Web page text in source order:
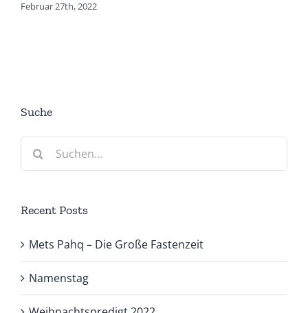
Februar 27th, 2022
Suche
Suche
Recent Posts
Mets Pahq – Die Große Fastenzeit
Namenstag